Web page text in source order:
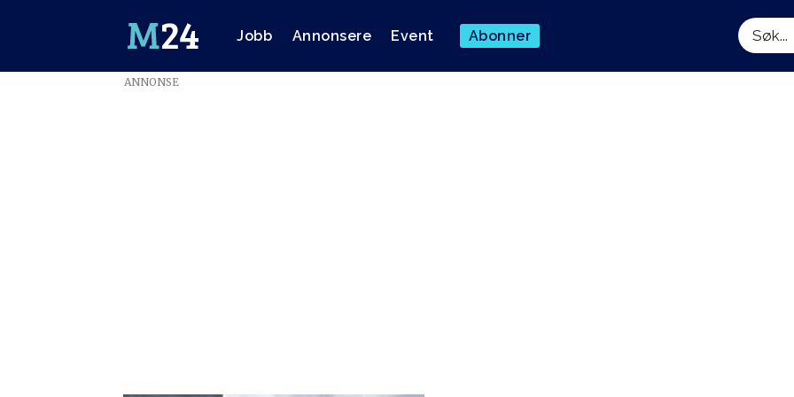
Jobb Annonsere Event Abonner
Søk
Emne:ANNONSE